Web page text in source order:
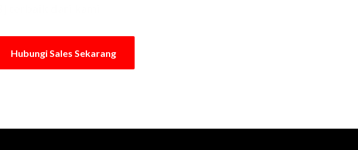
Hubungi Sales Sekarang